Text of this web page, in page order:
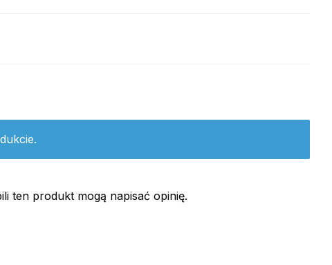
ten produkt mogą napisać opinię.